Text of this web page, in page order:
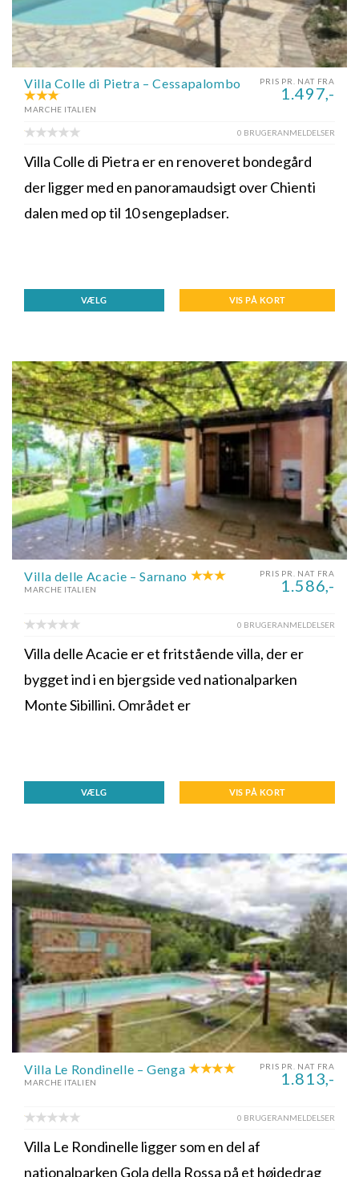
PRIS PR. NAT FRA
1.497,-
Villa Colle di Pietra – Cessapalombo
MARCHE ITALIEN
0 BRUGERANMELDELSER
Villa Colle di Pietra er en renoveret bondegård
der ligger med en panoramaudsigt over Chienti
dalen med op til 10 sengepladser.
VÆLG VIS PÅ KORT
PRIS PR. NAT FRA
1.586,-
Villa delle Acacie – Sarnano
MARCHE ITALIEN
0 BRUGERANMELDELSER
Villa delle Acacie er et fritstående villa, der er
bygget ind i en bjergside ved nationalparken
Monte Sibillini. Området er
VÆLG VIS PÅ KORT
PRIS PR. NAT FRA
1.813,-
Villa Le Rondinelle – Genga
MARCHE ITALIEN
0 BRUGERANMELDELSER
Villa Le Rondinelle ligger som en del af
nationalparken Gola della Rossa på et højdedrag